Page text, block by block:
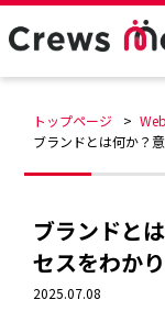
トップページ
ブランドとは何か？
ブランドと
セスをわか
2025.07.08